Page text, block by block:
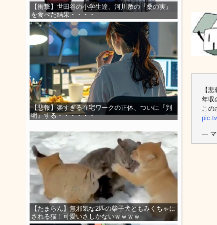
【衝撃】世田谷の小学生達、河川敷の『桑の実』
を食べた結果・・・・
【悲報】楽すぎる在宅ワークの正体、ついに『判
明』する・・・・・・
【たまらん】無邪気な2匹の柴子犬ともみくちゃに
される猫！可愛いさしかないｗｗｗｗ
【
年収
こ
— マ